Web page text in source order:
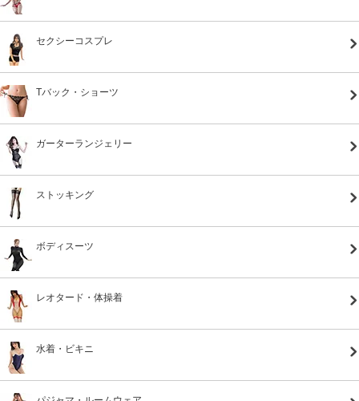
セクシーコスプレ
Tバック・ショーツ
ガーターランジェリー
ストッキング
ボディスーツ
レオタード・体操着
水着・ビキニ